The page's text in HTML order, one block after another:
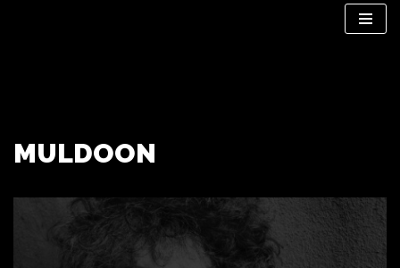
MULDOON